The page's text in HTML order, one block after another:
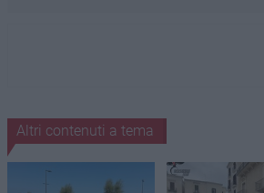
Altri contenuti a tema